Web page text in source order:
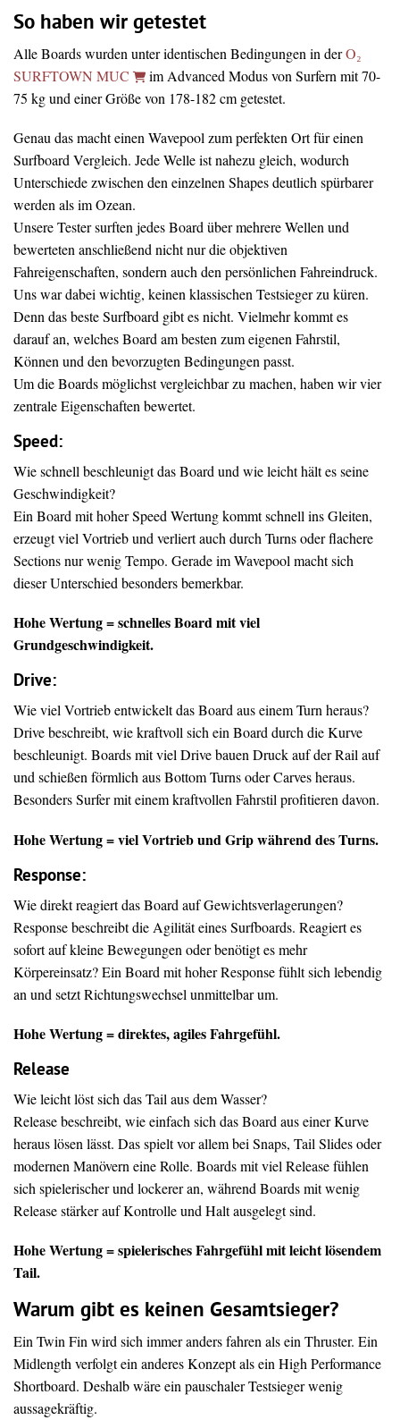
So haben wir getestet
Alle Boards wurden unter identischen Bedingungen in derO₂
SURFTOWN MUC
im Advanced Modus von Surfern mit 70-
75 kg und einer Größe von 178-182 cm getestet.
Genau das macht einen Wavepool zum perfekten Ort für einen
Surfboard Vergleich. Jede Welle ist nahezu gleich, wodurch
Unterschiede zwischen den einzelnen Shapes deutlich spürbarer
werden als im Ozean.
Unsere Tester surften jedes Board über mehrere Wellen und
bewerteten anschließend nicht nur die objektiven
Fahreigenschaften, sondern auch den persönlichen Fahreindruck.
Uns war dabei wichtig, keinen klassischen Testsieger zu küren.
Denn das beste Surfboard gibt es nicht. Vielmehr kommt es
darauf an, welches Board am besten zum eigenen Fahrstil,
Können und den bevorzugten Bedingungen passt.
Um die Boards möglichst vergleichbar zu machen, haben wir vier
zentrale Eigenschaften bewertet.
Speed:
Wie schnell beschleunigt das Board und wie leicht hält es seine
Geschwindigkeit?
Ein Board mit hoher Speed Wertung kommt schnell ins Gleiten,
erzeugt viel Vortrieb und verliert auch durch Turns oder flachere
Sections nur wenig Tempo. Gerade im Wavepool macht sich
dieser Unterschied besonders bemerkbar.
Hohe Wertung = schnelles Board mit viel
Grundgeschwindigkeit.
Drive:
Wie viel Vortrieb entwickelt das Board aus einem Turn heraus?
Drive beschreibt, wie kraftvoll sich ein Board durch die Kurve
beschleunigt. Boards mit viel Drive bauen Druck auf der Rail auf
und schießen förmlich aus Bottom Turns oder Carves heraus.
Besonders Surfer mit einem kraftvollen Fahrstil profitieren davon.
Hohe Wertung = viel Vortrieb und Grip während des Turns.
Response:
Wie direkt reagiert das Board auf Gewichtsverlagerungen?
Response beschreibt die Agilität eines Surfboards. Reagiert es
sofort auf kleine Bewegungen oder benötigt es mehr
Körpereinsatz? Ein Board mit hoher Response fühlt sich lebendig
an und setzt Richtungswechsel unmittelbar um.
Hohe Wertung = direktes, agiles Fahrgefühl.
Release
Wie leicht löst sich das Tail aus dem Wasser?
Release beschreibt, wie einfach sich das Board aus einer Kurve
heraus lösen lässt. Das spielt vor allem bei Snaps, Tail Slides oder
modernen Manövern eine Rolle. Boards mit viel Release fühlen
sich spielerischer und lockerer an, während Boards mit wenig
Release stärker auf Kontrolle und Halt ausgelegt sind.
Hohe Wertung = spielerisches Fahrgefühl mit leicht lösendem
Tail.
Warum gibt es keinen Gesamtsieger?
Ein Twin Fin wird sich immer anders fahren als ein Thruster. Ein
Midlength verfolgt ein anderes Konzept als ein High Performance
Shortboard. Deshalb wäre ein pauschaler Testsieger wenig
aussagekräftig.